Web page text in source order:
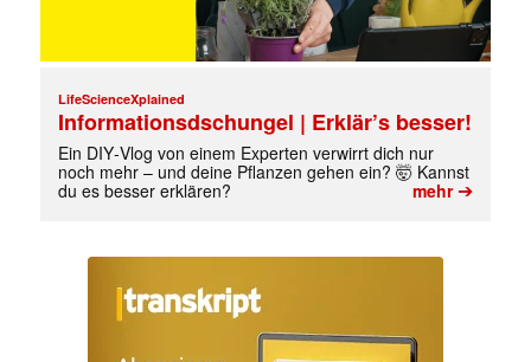
LifeScienceXplained
Informationsdschungel | Erklär’s besser!
Ein DIY‑Vlog von einem Experten verwirrt dich nur
noch mehr – und deine Pflanzen gehen ein? 🤯 Kannst
du es besser erklären?
mehr➔